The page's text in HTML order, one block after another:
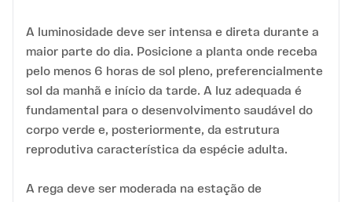
A luminosidade deve ser intensa e direta durante a
maior parte do dia. Posicione a planta onde receba
pelo menos 6 horas de sol pleno, preferencialmente
sol da manhã e início da tarde. A luz adequada é
fundamental para o desenvolvimento saudável do
corpo verde e, posteriormente, da estrutura
reprodutiva característica da espécie adulta.
A rega deve ser moderada na estação de